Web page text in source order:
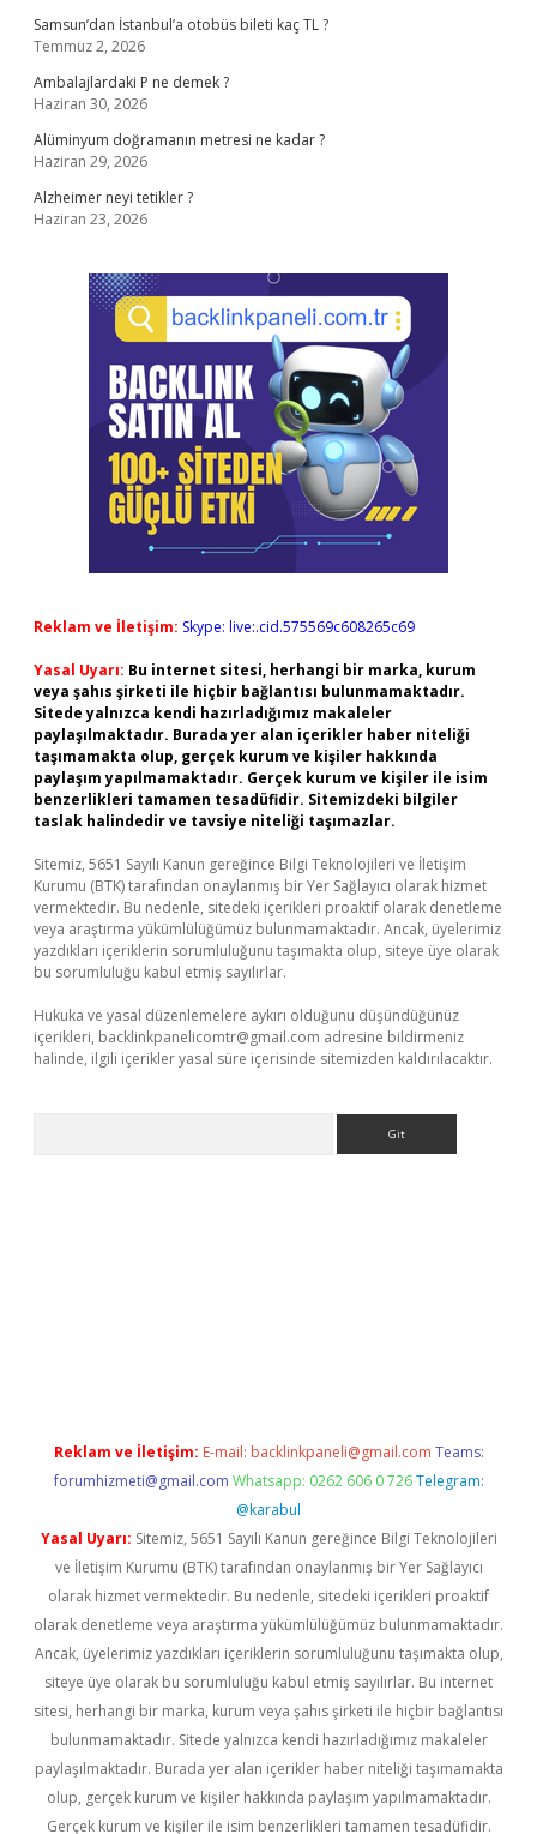
Samsun’dan İstanbul’a otobüs bileti kaç TL ?
Temmuz 2, 2026
Ambalajlardaki P ne demek ?
Haziran 30, 2026
Alüminyum doğramanın metresi ne kadar ?
Haziran 29, 2026
Alzheimer neyi tetikler ?
Haziran 23, 2026
Reklam ve İletişim: Skype: live:.cid.575569c608265c69
Yasal Uyarı: Bu internet sitesi, herhangi bir marka, kurum
veya şahıs şirketi ile hiçbir bağlantısı bulunmamaktadır.
Sitede yalnızca kendi hazırladığımız makaleler
paylaşılmaktadır. Burada yer alan içerikler haber niteliği
taşımamakta olup, gerçek kurum ve kişiler hakkında
paylaşım yapılmamaktadır. Gerçek kurum ve kişiler ile isim
benzerlikleri tamamen tesadüfidir. Sitemizdeki bilgiler
taslak halindedir ve tavsiye niteliği taşımazlar.
Sitemiz, 5651 Sayılı Kanun gereğince Bilgi Teknolojileri ve İletişim
Kurumu (BTK) tarafından onaylanmış bir Yer Sağlayıcı olarak hizmet
vermektedir. Bu nedenle, sitedeki içerikleri proaktif olarak denetleme
veya araştırma yükümlülüğümüz bulunmamaktadır. Ancak, üyelerimiz
yazdıkları içeriklerin sorumluluğunu taşımakta olup, siteye üye olarak
bu sorumluluğu kabul etmiş sayılırlar.
Hukuka ve yasal düzenlemelere aykırı olduğunu düşündüğünüz
içerikleri, backlinkpanelicomtr@gmail.com adresine bildirmeniz
halinde, ilgili içerikler yasal süre içerisinde sitemizden kaldırılacaktır.
Reklam ve İletişim: E-mail: backlinkpaneli@gmail.com Teams:
forumhizmeti@gmail.com Whatsapp: 0262 606 0 726 Telegram:
@karabul
Yasal Uyarı: Sitemiz, 5651 Sayılı Kanun gereğince Bilgi Teknolojileri
ve İletişim Kurumu (BTK) tarafından onaylanmış bir Yer Sağlayıcı
olarak hizmet vermektedir. Bu nedenle, sitedeki içerikleri proaktif
olarak denetleme veya araştırma yükümlülüğümüz bulunmamaktadır.
Ancak, üyelerimiz yazdıkları içeriklerin sorumluluğunu taşımakta olup,
siteye üye olarak bu sorumluluğu kabul etmiş sayılırlar. Bu internet
sitesi, herhangi bir marka, kurum veya şahıs şirketi ile hiçbir bağlantısı
bulunmamaktadır. Sitede yalnızca kendi hazırladığımız makaleler
paylaşılmaktadır. Burada yer alan içerikler haber niteliği taşımamakta
olup, gerçek kurum ve kişiler hakkında paylaşım yapılmamaktadır.
Gerçek kurum ve kişiler ile isim benzerlikleri tamamen tesadüfidir.